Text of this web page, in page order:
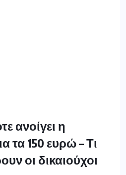
ανοίγει η
τα 150 ευρώ – Τι
οι δικαιούχοι